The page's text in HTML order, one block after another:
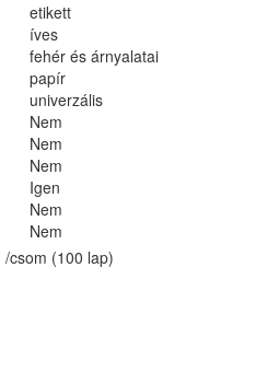
etikett
íves
fehér és árnyalatai
papír
univerzális
Nem
Nem
Nem
Igen
Nem
Nem
/csom (100 lap)